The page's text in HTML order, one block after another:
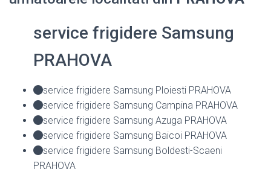
service frigidere Samsung
PRAHOVA
service frigidere Samsung Ploiesti PRAHOVA
service frigidere Samsung Campina PRAHOVA
service frigidere Samsung Azuga PRAHOVA
service frigidere Samsung Baicoi PRAHOVA
service frigidere Samsung Boldesti-Scaeni
PRAHOVA